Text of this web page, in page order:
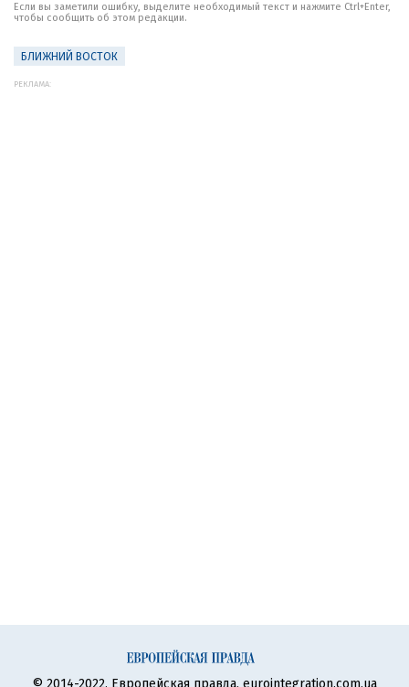
Если вы заметили ошибку, выделите необходимый текст и нажмите Ctrl+Enter,
чтобы сообщить об этом редакции.
БЛИЖНИЙ ВОСТОК
РЕКЛАМА:
© 2014-2022, Европейская правда, eurointegration.com.ua